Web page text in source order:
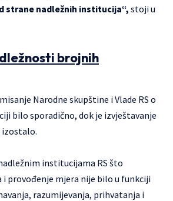
strane nadležnih institucija“, stoji u
brojnih
Narodne skupštine i Vlade RS o
bilo sporadično, dok je izvještavanje
izostalo.
institucijama RS što
i provođenje mjera nije bilo u funkciji
razumijevanja, prihvatanja i